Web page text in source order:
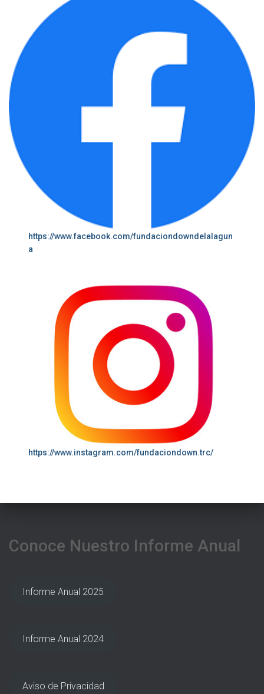
https://www.facebook.com/fundaciondowndelalagun
a
https://www.instagram.com/fundaciondown.trc/
Conoce Nuestro Informe Anual
Informe Anual 2025
Informe Anual 2024
Aviso de Privacidad